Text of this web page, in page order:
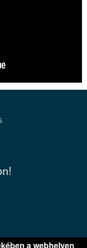
a webhelyen